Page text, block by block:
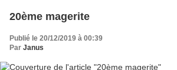
20ème magerite
Publié le 20/12/2019 à 00:39
Par Janus